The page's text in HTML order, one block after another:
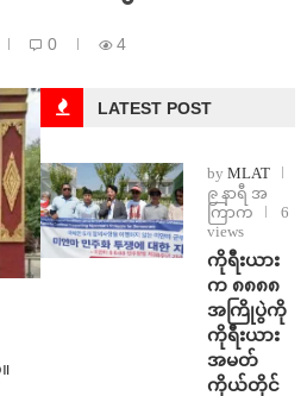
0 4
LATEST POST
by MLAT
၉ နာရီ အ
ကြာက
6
views
ကိုရီးယား
က ၈၈၈၈
အကြိုပွဲကို
ကိုရီးယား
အမတ်
ကိုယ်တိုင်